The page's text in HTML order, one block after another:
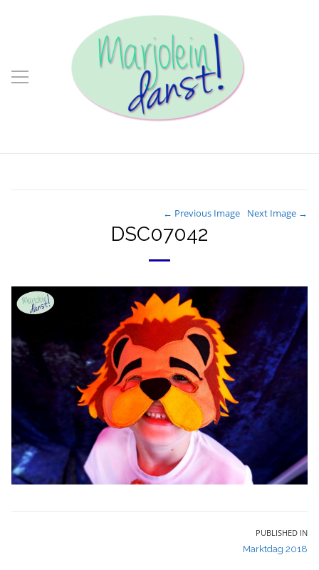
← Previous Image Next Image →
DSC07042
PUBLISHED IN
Marktdag 2018